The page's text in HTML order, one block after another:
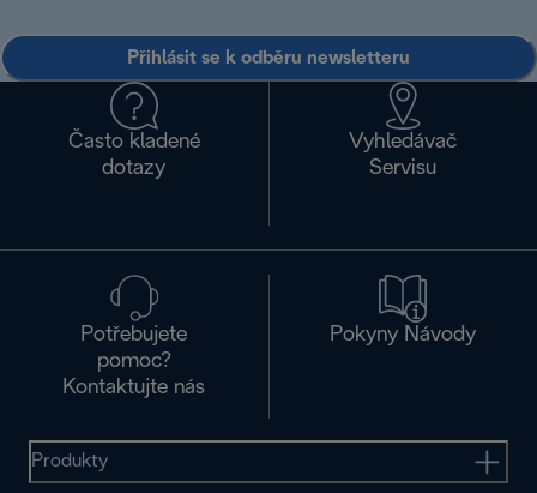
Přihlásit se k odběru newsletteru
Často kladené
dotazy
Vyhledávač
Servisu
Potřebujete
pomoc?
Kontaktujte nás
Pokyny Návody
Produkty